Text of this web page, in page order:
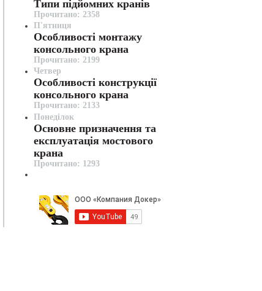
Типи підйомних кранів
Прочитано: 2358
П'ятниця
Особливості монтажу
консольного крана
Прочитано: 2199
Четвер
Особливості конструкції
консольного крана
Прочитано: 2133
Понеділок
Основне призначення та
експлуатація мостового
крана
Прочитано: 1293